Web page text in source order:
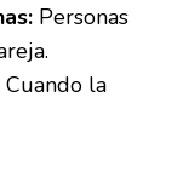
Personas
Cuando la